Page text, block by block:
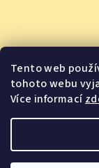
Tento web
tohoto webu
Více informací
Vychutnejte si